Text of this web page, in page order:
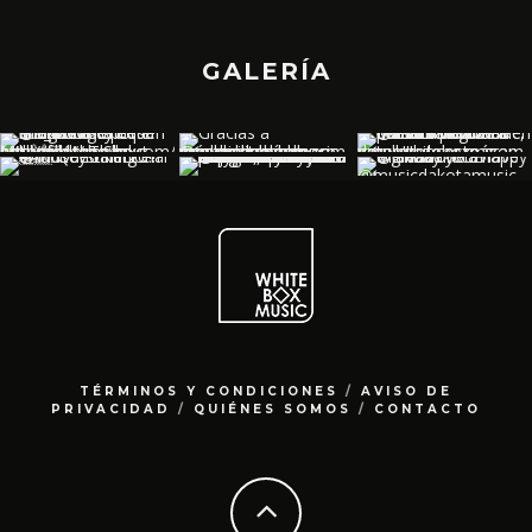
GALERÍA
TÉRMINOS Y CONDICIONES / AVISO DE
PRIVACIDAD
/ QUIÉNES SOMOS / CONTACTO